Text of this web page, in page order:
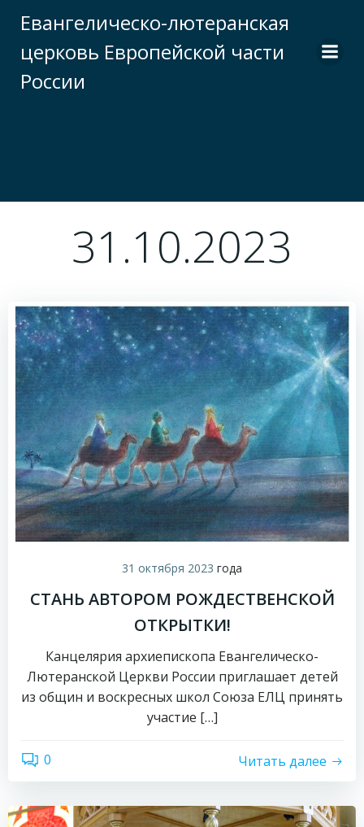
к
содержимому
Евангелическо-лютеранская
церковь Европейской части
России
31.10.2023
31 октября 2023 года
СТАНЬ АВТОРОМ РОЖДЕСТВЕНСКОЙ
ОТКРЫТКИ!
Канцелярия архиепископа Евангелическо-
Лютеранской Церкви России приглашает детей
из общин и воскресных школ Союза ЕЛЦ принять
участие […]
0 Читать далее